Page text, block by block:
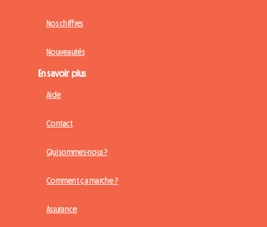
Nos chiffres
Nouveautés
En savoir plus
Aide
Contact
Qui sommes-nous ?
Comment ça marche ?
Assurance